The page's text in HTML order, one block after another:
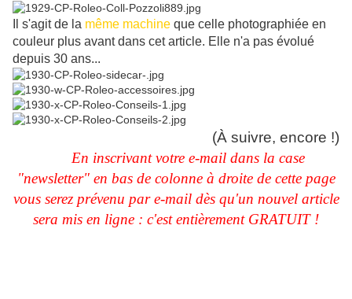
Il s'agit de la même machine que celle photographiée en
couleur plus avant dans cet article. Elle n'a pas évolué
depuis 30 ans...
(À suivre, encore !)
En inscrivant votre e-mail dans la case
"newsletter" en bas de colonne à droite de cette page
vous serez prévenu par e-mail dès qu'un nouvel article
sera mis en ligne : c'est entièrement GRATUIT !